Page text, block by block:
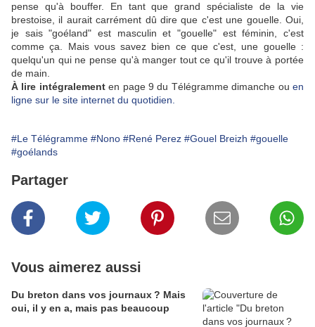
pense qu'à bouffer. En tant que grand spécialiste de la vie
brestoise, il aurait carrément dû dire que c'est une gouelle. Oui,
je sais "goéland" est masculin et "gouelle" est féminin, c'est
comme ça. Mais vous savez bien ce que c'est, une gouelle :
quelqu'un qui ne pense qu'à manger tout ce qu'il trouve à portée
de main.
À lire intégralementen page 9 du Télégramme dimanche ouen
ligne sur le site internet du quotidien.
#Le Télégramme #Nono #René Perez #Gouel Breizh #gouelle
#goélands
Partager
Vous aimerez aussi
Du breton dans vos journaux ? Mais
oui, il y en a, mais pas beaucoup